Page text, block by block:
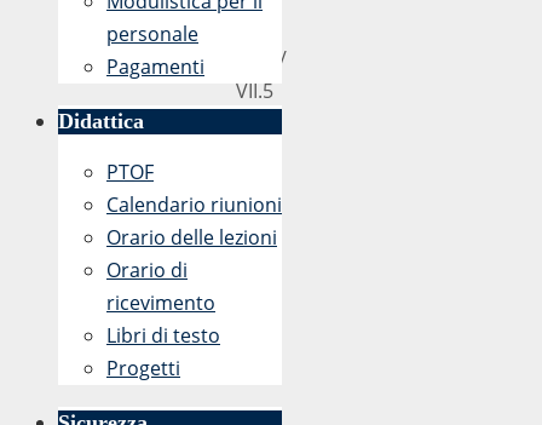
2686/
VII.5
personale
Pagamenti
Didattica
PTOF
Calendario riunioni
Orario delle lezioni
Orario di
ricevimento
Libri di testo
Progetti